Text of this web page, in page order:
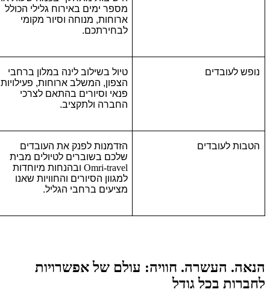
מספר ימים באירוח גלילי הכולל
ארוחות, מנוחה וסיור מקומי
לבחירתכם.
נופש לעובדים
טיול בשילוב לינה במלון ברחבי
הצפון, המשלב ארוחות, פעילויות
פנאי וסיורים בהתאם לצרכי
החברה ולתקציב.
הטבות לעובדים
הזדמנות לפנק את העובדים
שלכם בשוברים לטיולים מבית
Omri-travelובהנחות מיוחדות
למגוון הסיורים והחוויות שאנו
מציעים ברחבי הגליל.
הנאה. העשרה. חוויה: עולם של אפשרויות
לחברות בכל גודל